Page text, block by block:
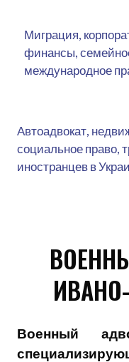
Миграция,
финансы,
международное
Автоадвокат,
социальное право,
иностранцев в
Военный